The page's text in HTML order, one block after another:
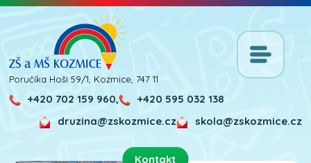
Poručíka Hoši 59/1, Kozmice, 747 11
+420 702 159 960,
+420 595 032 138
skola@zskozmice.cz
druzina@zskozmice.cz